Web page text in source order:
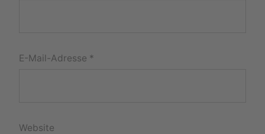
E-Mail-Adresse *
Website